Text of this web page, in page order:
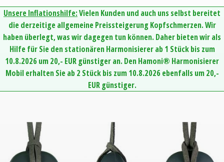
Unsere Inflationshilfe:Vielen Kunden und auch uns selbst bereitet
die derzeitige allgemeine Preissteigerung Kopfschmerzen. Wir
haben überlegt, was wir dagegen tun können. Daher bieten wir als
Hilfe für Sie den stationären Harmonisierer ab 1 Stück bis zum
10.8.2026 um 20,- EUR günstiger an. Den Hamoni® Harmonisierer
Mobil erhalten Sie ab 2 Stück bis zum 10.8.2026 ebenfalls um 20,-
EUR günstiger.